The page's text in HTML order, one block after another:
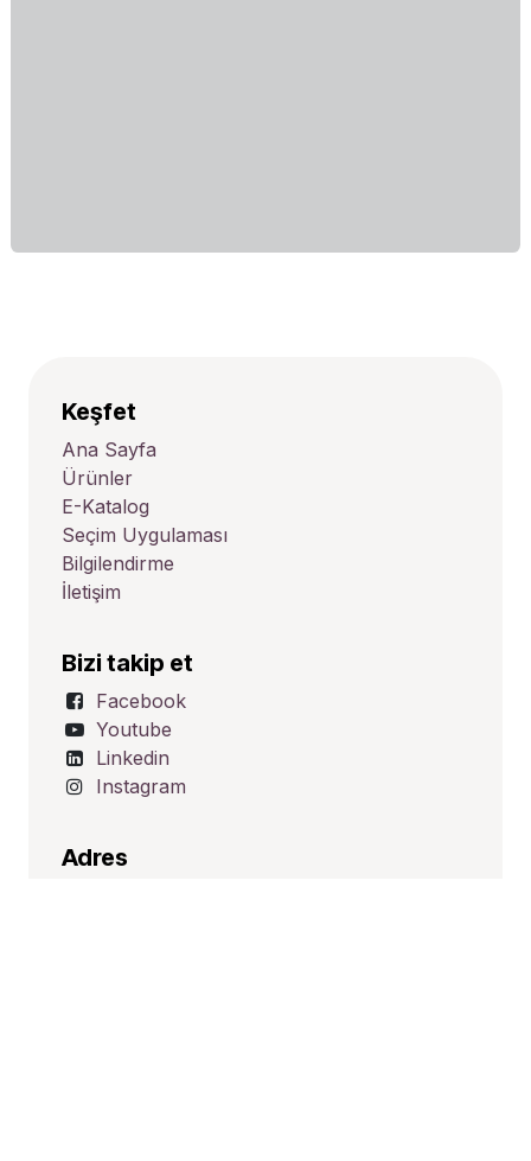
Keşfet
Ana Sayfa
Ürünler
E-Katalog
Seçim Uygulaması
Bilgilendirme
İletişim
Bizi takip et
Facebook
Youtube
Linkedin
Instagram
Adres